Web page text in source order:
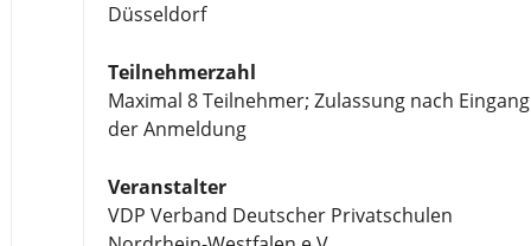
Düsseldorf
Teilnehmerzahl
Maximal 8 Teilnehmer; Zulassung nach Eingang
der Anmeldung
Veranstalter
VDP Verband Deutscher Privatschulen